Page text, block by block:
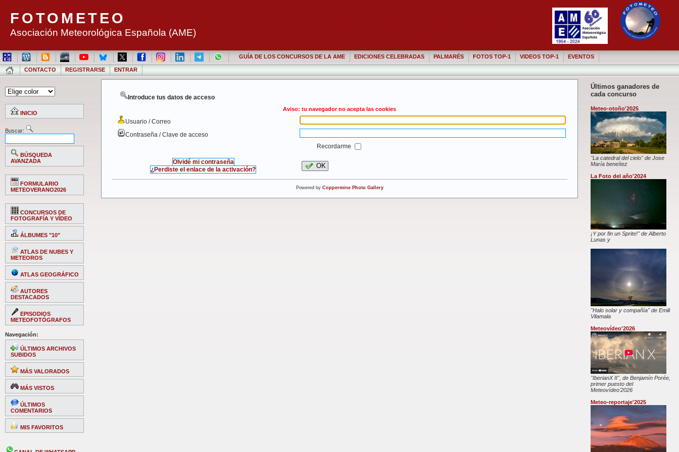
FOTOMETEO
Asociación Meteorológica Española (AME)
GUÍA DE LOS CONCURSOS DE LA AME EDICIONES CELEBRADAS PALMARÉS FOTOS TOP-1 VIDEOS TOP-1 EVENTOS
CONTACTO REGISTRARSE ENTRAR
INICIO
Buscar:
BÚSQUEDA
AVANZADA
FORMULARIO
METEOVERANO2026
CONCURSOS DE
FOTOGRAFÍA Y VÍDEO
ÁLBUMES "10"
ATLAS DE NUBES Y
METEOROS
ATLAS GEOGRÁFICO
AUTORES
DESTACADOS
EPISODIOS
METEOFOTÓGRAFOS
Navegación:
ÚLTIMOS ARCHIVOS
SUBIDOS
MÁS VALORADOS
MÁS VISTOS
ÚLTIMOS
COMENTARIOS
MIS FAVORITOS
Últimos ganadores de
cada concurso
Meteo-otoño'2025
"La catedral del cielo" de Jose
María beneítez
La Foto del año'2024
¡Y por fin un Sprite!" de Alberto
Lunas y
"Halo solar y compañía" de Emili
Vilamala
Meteovídeo'2026
"IberianX II", de Benjamín Porée,
primer puesto del
Meteovídeo'2026
Meteo-reportaje'2025
Introduce tus datos de acceso
Aviso: tu navegador no acepta las cookies
Usuario / Correo
Contraseña / Clave de acceso
Recordarme
Olvidé mi contraseña
¿Perdiste el enlace de la activación?
OK
Powered by Coppermine Photo Gallery